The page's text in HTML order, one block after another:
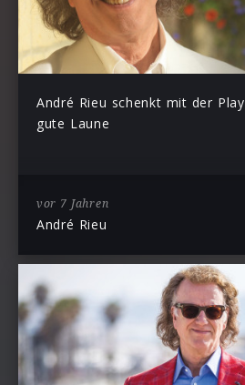
André Rieu schenkt mit der
gute Laune
vor 7 Jahren
André Rieu